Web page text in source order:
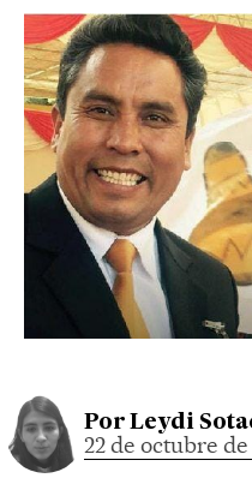
Por Leydi
22 de octubre de